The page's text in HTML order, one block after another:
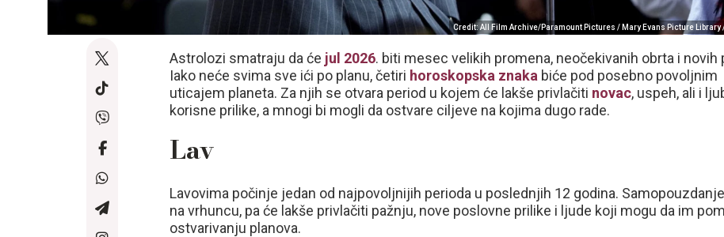
Credit: All Film Archive/Paramount Pictures / Mary Evans Picture Library
Astrolozi smatraju da će jul 2026. biti mesec velikih promena, neočekivanih obrta i novih
Iako neće svima sve ići po planu, četiri horoskopska znaka biće pod posebno povoljnim
uticajem planeta. Za njih se otvara period u kojem će lakše privlačiti novac, uspeh, ali i
korisne prilike, a mnogi bi mogli da ostvare ciljeve na kojima dugo rade.
Lav
Lavovima počinje jedan od najpovoljnijih perioda u poslednjih 12 godina.
na vrhuncu, pa će lakše privlačiti pažnju, nove poslovne prilike i ljude koji mogu da im
ostvarivanju planova.